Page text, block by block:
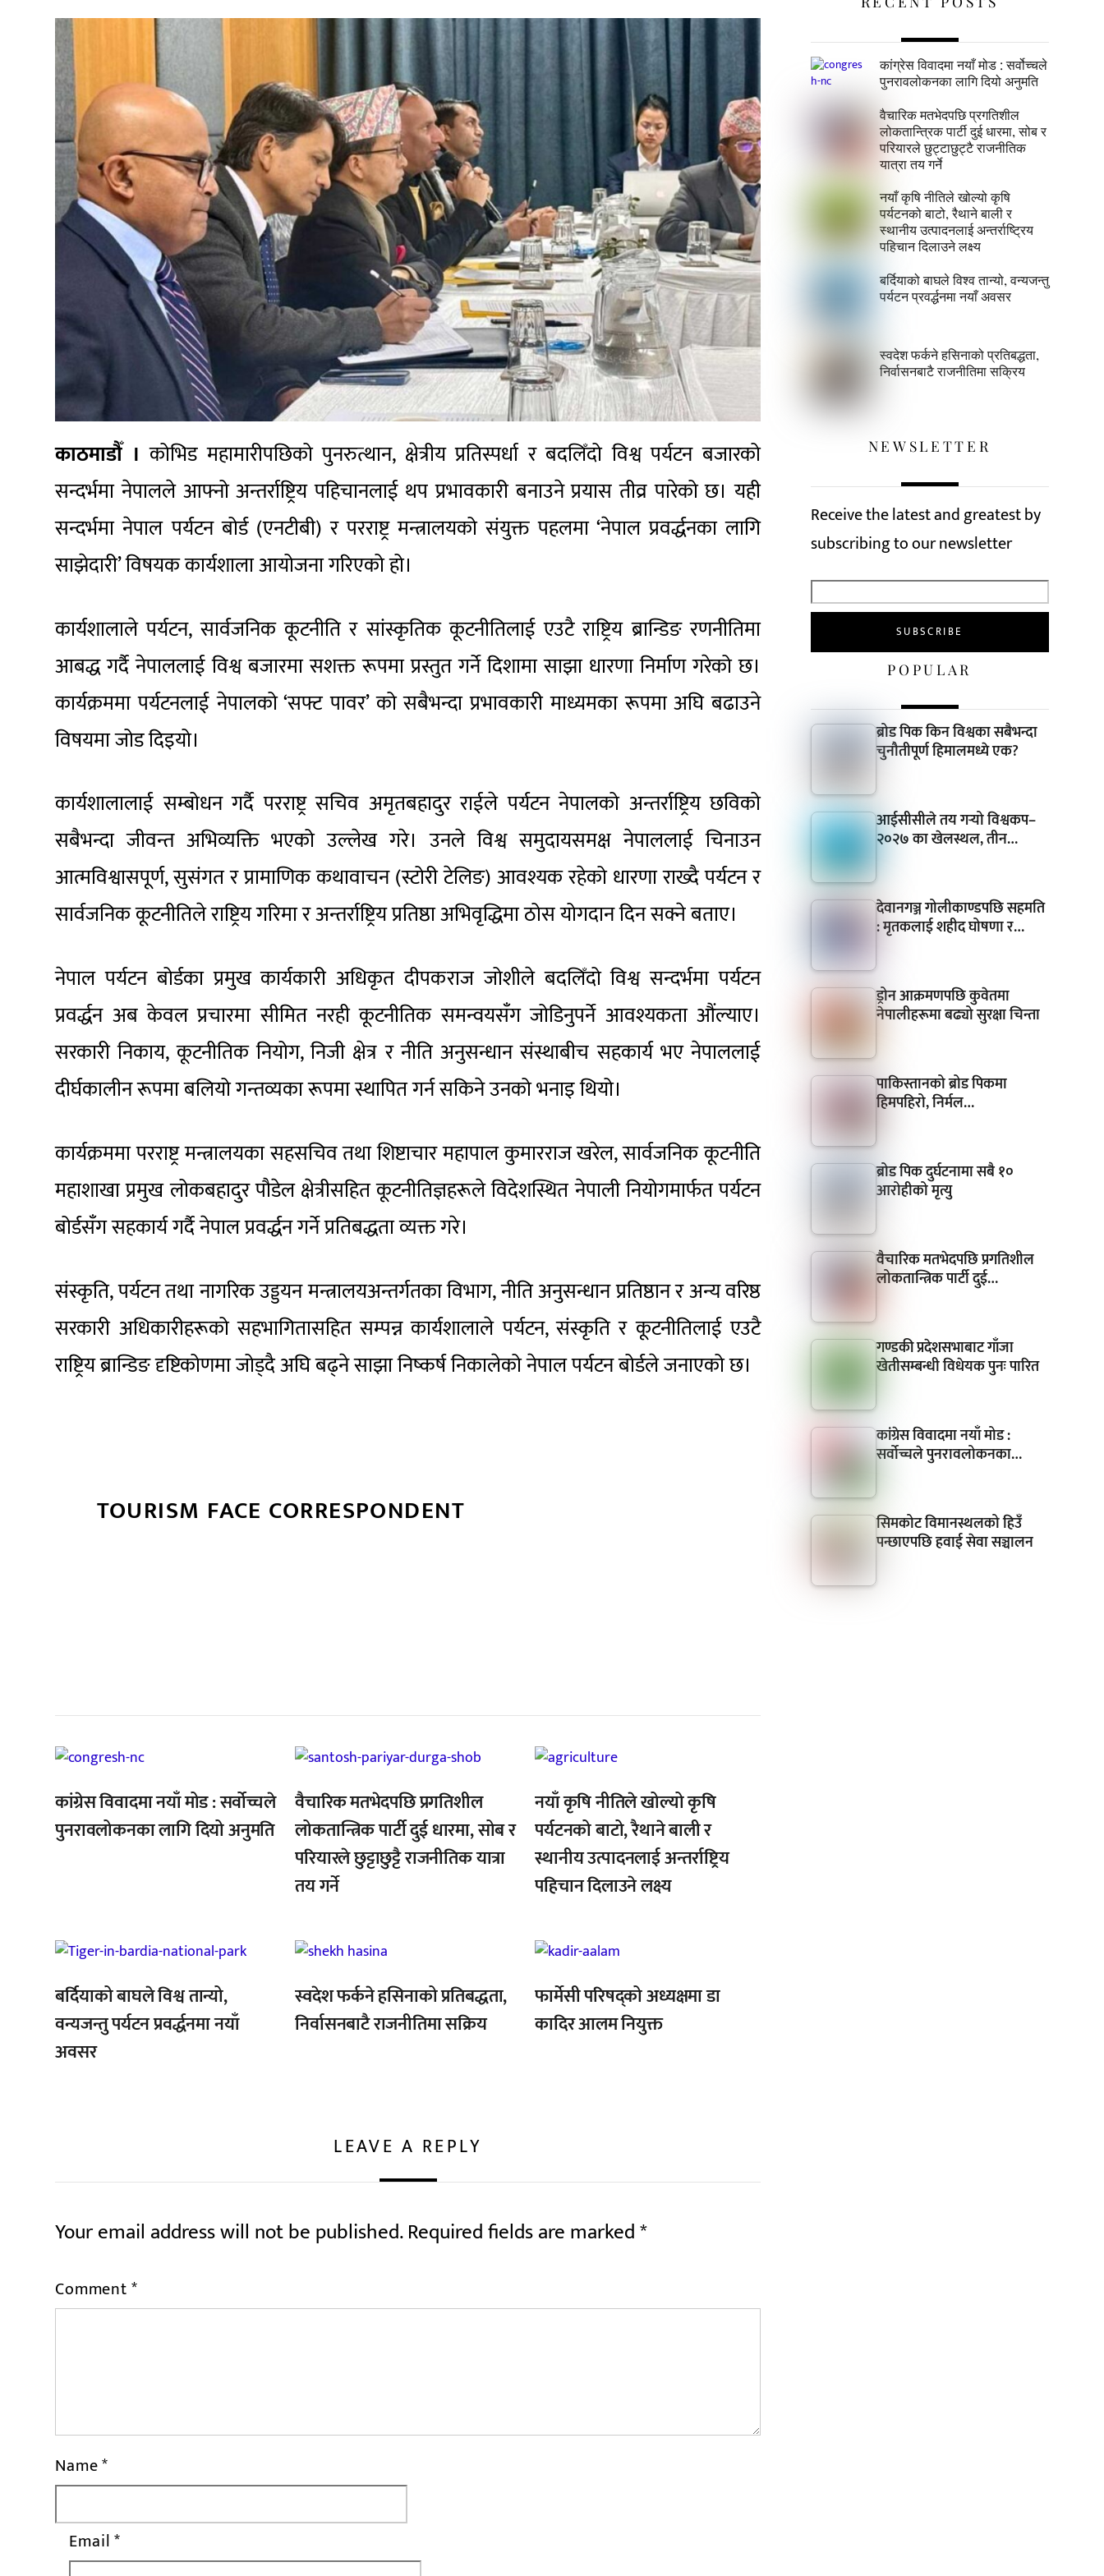
काठमाडौँ ।कोभिड महामारीपछिको पुनरुत्थान, क्षेत्रीय प्रतिस्पर्धा र बदलिँदो विश्व पर्यटन बजारको
सन्दर्भमा नेपालले आफ्नो अन्तर्राष्ट्रिय पहिचानलाई थप प्रभावकारी बनाउने प्रयास तीव्र पारेको छ। यही
सन्दर्भमा नेपाल पर्यटन बोर्ड (एनटीबी) र परराष्ट्र मन्त्रालयको संयुक्त पहलमा ‘नेपाल प्रवर्द्धनका लागि
साझेदारी’ विषयक कार्यशाला आयोजना गरिएको हो।
कार्यशालाले पर्यटन, सार्वजनिक कूटनीति र सांस्कृतिक कूटनीतिलाई एउटै राष्ट्रिय ब्रान्डिङ रणनीतिमा
आबद्ध गर्दै नेपाललाई विश्व बजारमा सशक्त रूपमा प्रस्तुत गर्ने दिशामा साझा धारणा निर्माण गरेको छ।
कार्यक्रममा पर्यटनलाई नेपालको ‘सफ्ट पावर’ को सबैभन्दा प्रभावकारी माध्यमका रूपमा अघि बढाउने
विषयमा जोड दिइयो।
कार्यशालालाई सम्बोधन गर्दै परराष्ट्र सचिव अमृतबहादुर राईले पर्यटन नेपालको अन्तर्राष्ट्रिय छविको
सबैभन्दा जीवन्त अभिव्यक्ति भएको उल्लेख गरे। उनले विश्व समुदायसमक्ष नेपाललाई चिनाउन
आत्मविश्वासपूर्ण, सुसंगत र प्रामाणिक कथावाचन (स्टोरी टेलिङ) आवश्यक रहेको धारणा राख्दै पर्यटन र
सार्वजनिक कूटनीतिले राष्ट्रिय गरिमा र अन्तर्राष्ट्रिय प्रतिष्ठा अभिवृद्धिमा ठोस योगदान दिन सक्ने बताए।
नेपाल पर्यटन बोर्डका प्रमुख कार्यकारी अधिकृत दीपकराज जोशीले बदलिँदो विश्व सन्दर्भमा पर्यटन
प्रवर्द्धन अब केवल प्रचारमा सीमित नरही कूटनीतिक समन्वयसँग जोडिनुपर्ने आवश्यकता औंल्याए।
सरकारी निकाय, कूटनीतिक नियोग, निजी क्षेत्र र नीति अनुसन्धान संस्थाबीच सहकार्य भए नेपाललाई
दीर्घकालीन रूपमा बलियो गन्तव्यका रूपमा स्थापित गर्न सकिने उनको भनाइ थियो।
कार्यक्रममा परराष्ट्र मन्त्रालयका सहसचिव तथा शिष्टाचार महापाल कुमारराज खरेल, सार्वजनिक कूटनीति
महाशाखा प्रमुख लोकबहादुर पौडेल क्षेत्रीसहित कूटनीतिज्ञहरूले विदेशस्थित नेपाली नियोगमार्फत पर्यटन
बोर्डसँग सहकार्य गर्दै नेपाल प्रवर्द्धन गर्ने प्रतिबद्धता व्यक्त गरे।
संस्कृति, पर्यटन तथा नागरिक उड्डयन मन्त्रालयअन्तर्गतका विभाग, नीति अनुसन्धान प्रतिष्ठान र अन्य वरिष्ठ
सरकारी अधिकारीहरूको सहभागितासहित सम्पन्न कार्यशालाले पर्यटन, संस्कृति र कूटनीतिलाई एउटै
राष्ट्रिय ब्रान्डिङ दृष्टिकोणमा जोड्दै अघि बढ्ने साझा निष्कर्ष निकालेको नेपाल पर्यटन बोर्डले जनाएको छ।
TOURISM FACE CORRESPONDENT
,
कांग्रेस विवादमा नयाँ मोड : सर्वोच्चले
पुनरावलोकनका लागि दियो अनुमति
,
वैचारिक मतभेदपछि प्रगतिशील
लोकतान्त्रिक पार्टी दुई धारमा, सोब र
परियारले छुट्टाछुट्टै राजनीतिक यात्रा
तय गर्ने
,
नयाँ कृषि नीतिले खोल्यो कृषि
पर्यटनको बाटो, रैथाने बाली र
स्थानीय उत्पादनलाई अन्तर्राष्ट्रिय
पहिचान दिलाउने लक्ष्य
,
बर्दियाको बाघले विश्व तान्यो,
वन्यजन्तु पर्यटन प्रवर्द्धनमा नयाँ
अवसर
,,
स्वदेश फर्कने हसिनाको प्रतिबद्धता,
निर्वासनबाटै राजनीतिमा सक्रिय
,
फार्मेसी परिषद्को अध्यक्षमा डा
कादिर आलम नियुक्त
LEAVE A REPLY
Your email address will not be published.Required fields are marked*
Comment*
Name*
Email*
कांग्रेस विवादमा नयाँ मोड : सर्वोच्चले
पुनरावलोकनका लागि दियो अनुमति
वैचारिक मतभेदपछि प्रगतिशील
लोकतान्त्रिक पार्टी दुई धारमा, सोब र
परियारले छुट्टाछुट्टै राजनीतिक
यात्रा तय गर्ने
नयाँ कृषि नीतिले खोल्यो कृषि
पर्यटनको बाटो, रैथाने बाली र
स्थानीय उत्पादनलाई अन्तर्राष्ट्रिय
पहिचान दिलाउने लक्ष्य
बर्दियाको बाघले विश्व तान्यो, वन्यजन्तु
पर्यटन प्रवर्द्धनमा नयाँ अवसर
स्वदेश फर्कने हसिनाको प्रतिबद्धता,
निर्वासनबाटै राजनीतिमा सक्रिय
NEWSLETTER
Receive the latest and greatest by
subscribing to our newsletter
POPULAR
ब्रोड पिक किन विश्वका सबैभन्दा
चुनौतीपूर्ण हिमालमध्ये एक?
आईसीसीले तय गर्‍यो विश्वकप–
२०२७ का खेलस्थल, तीन…
देवानगञ्ज गोलीकाण्डपछि सहमति
: मृतकलाई शहीद घोषणा र…
ड्रोन आक्रमणपछि कुवेतमा
नेपालीहरूमा बढ्यो सुरक्षा चिन्ता
पाकिस्तानको ब्रोड पिकमा
हिमपहिरो, निर्मल…
ब्रोड पिक दुर्घटनामा सबै १०
आरोहीको मृत्यु
वैचारिक मतभेदपछि प्रगतिशील
लोकतान्त्रिक पार्टी दुई…
गण्डकी प्रदेशसभाबाट गाँजा
खेतीसम्बन्धी विधेयक पुनः पारित
कांग्रेस विवादमा नयाँ मोड :
सर्वोच्चले पुनरावलोकनका…
सिमकोट विमानस्थलको हिउँ
पन्छाएपछि हवाई सेवा सञ्चालन